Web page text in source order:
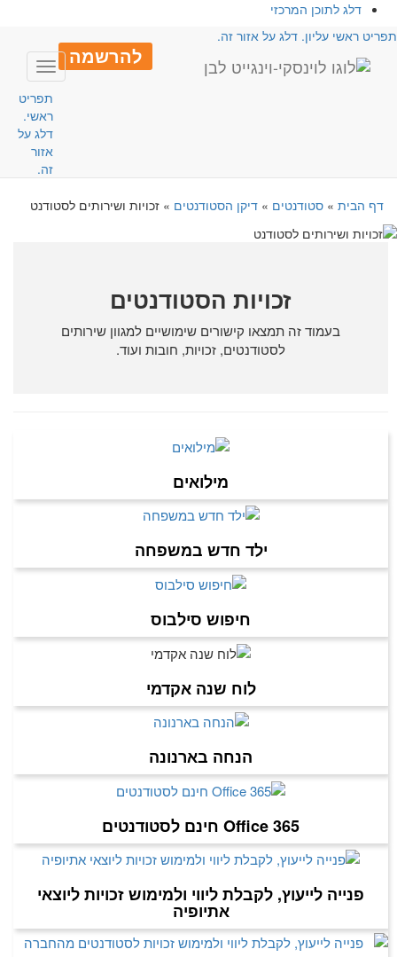
דלג לתוכן המרכזי
ראשי עליון. דלג על אזור זה.
להרשמה
Toggle
תפריט
ראשי.
דלג על
אזור
זה.
דף הבית» סטודנטים» דיקן הסטודנטים» זכויות ושירותים לסטודנט
זכויות הסטודנטים
בעמוד זה תמצאו קישורים שימושיים למגוון שירותים
לסטודנטים, זכויות, חובות ועוד.
מילואים
ילד חדש במשפחה
חיפוש סילבוס
לוח שנה אקדמי
הנחה בארנונה
Office 365 חינם לסטודנטים
פנייה לייעוץ, לקבלת ליווי ולמימוש זכויות ליוצאי
אתיופיה